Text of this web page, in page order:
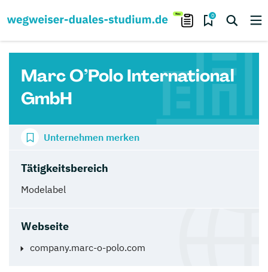
0
Marc O’Polo International
GmbH
Tätigkeitsbereich
Modelabel
Webseite
company.marc-o-polo.com
Unternehmen merken